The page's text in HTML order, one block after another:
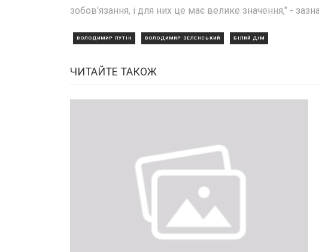
зобов'язання, і для них це має велике значення," -
ВОЛОДИМИР ПУТІН ВОЛОДИМИР ЗЕЛЕНСЬКИЙ БІЛИЙ ДІМ
ЧИТАЙТЕ ТАКОЖ